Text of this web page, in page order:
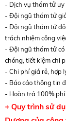
- Dịch vụ thám tử
- Đội ngũ thám tử
- Đội ngũ thám tử
trách nhiệm công
- Đội ngũ thám tử
chóng, tiết kiệm chi
- Chi phí giá rẻ, hợp
- Báo cáo thông tin
- Hoàn trả 100%
+ Quy trình sử